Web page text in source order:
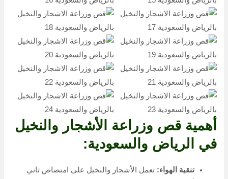
أهمية قص وزراعة الأشجار والنخيل
في الرياض والسعودية:
تنقية الهواء: تعمل الأشجار والنخيل على امتصاص ثاني